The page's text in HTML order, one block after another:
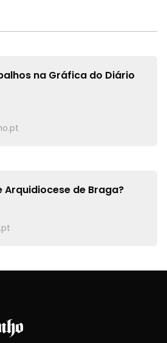
na Gráfica do Diário
Arquidiocese de Braga?